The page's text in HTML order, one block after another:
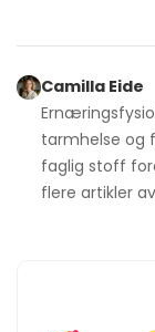
Camilla Eide
tarmhelse og
faglig stoff
flere artikler av